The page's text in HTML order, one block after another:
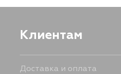
Клиентам
Доставка и оплата